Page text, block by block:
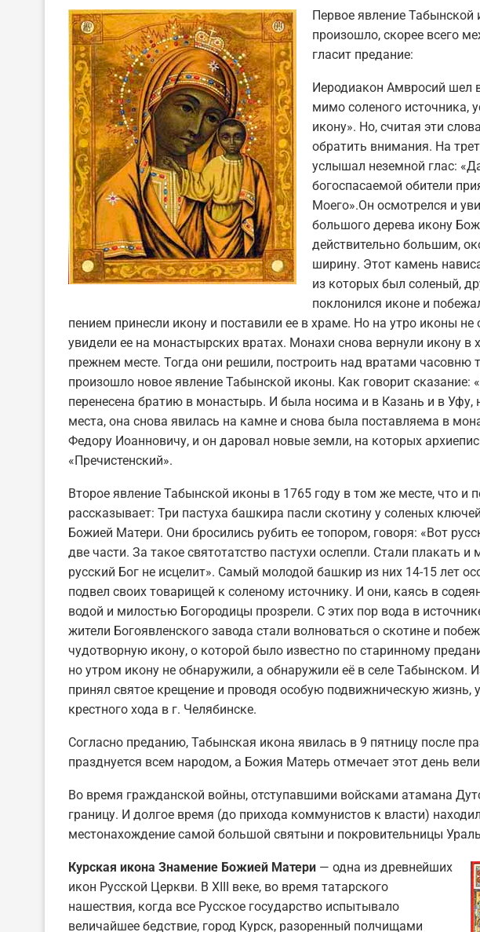
Первое явление
произошло, скорее всего
гласит предание:
Иеродиакон Амвросий шел
мимо соленого
икону». Но, считая эти
обратить внимания. На
услышал неземной глас:
богоспасаемой обители
Моего».Он осмотрелся и
большого дерева икону
действительно большим,
ширину. Этот камень
из которых был соленый,
поклонился иконе и
пением принесли икону и поставили ее в храме. Но на утро иконы
увидели ее на монастырских вратах. Монахи снова вернули икону
прежнем месте. Тогда они решили, построить над вратами часовню
произошло новое явление Табынской иконы. Как говорит сказание:
перенесена братию в монастырь. И была носима и в Казань и в Уфу,
места, она снова явилась на камне и снова была поставляема в
Федору Иоанновичу, и он даровал новые земли, на которых
«Пречистенский».
Второе явление Табынской иконы в 1765 году в том же месте, что и
рассказывает: Три пастуха башкира пасли скотину у соленых
Божией Матери. Они бросились рубить ее топором, говоря: «Вот
две части. За такое святотатство пастухи ослепли. Стали плакать
русский Бог не исцелит». Самый молодой башкир из них 14-15 лет
подвел своих товарищей к соленому источнику. И они, каясь в
водой и милостью Богородицы прозрели. С этих пор вода в
жители Богоявленского завода стали волноваться о скотине и
чудотворную икону, о которой было известно по старинному
но утром икону не обнаружили, а обнаружили её в селе Табынском.
принял святое крещение и проводя особую подвижническую жизнь,
крестного хода в г. Челябинске.
Согласно преданию, Табынская икона явилась в 9 пятницу после
празднуется всем народом, а Божия Матерь отмечает этот день
Во время гражданской войны, отступавшими войсками атамана
границу. И долгое время (до прихода коммунистов к власти)
местонахождение самой большой святыни и покровительницы
Курская икона Знамение Божией Матери — одна из древнейших
икон Русской Церкви. В XIII веке, во время татарского
нашествия, когда все Русское государство испытывало
величайшее бедствие, город Курск, разоренный полчищами